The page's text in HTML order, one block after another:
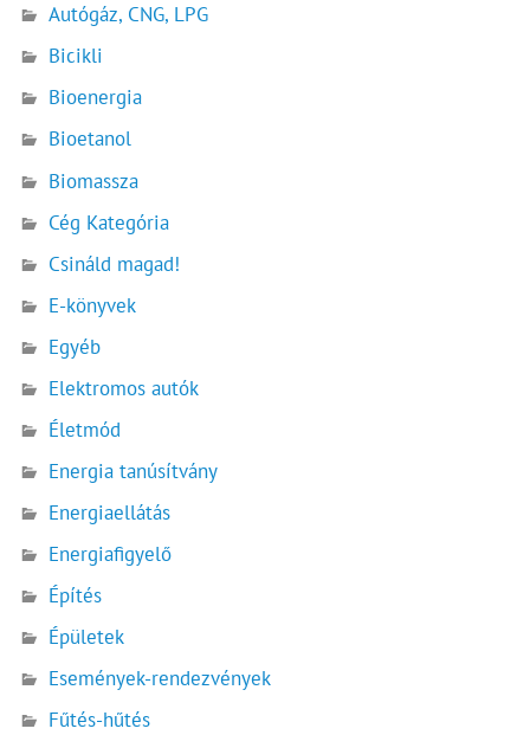
Autógáz, CNG, LPG
Bicikli
Bioenergia
Bioetanol
Biomassza
Cég Kategória
Csináld magad!
E-könyvek
Egyéb
Elektromos autók
Életmód
Energia tanúsítvány
Energiaellátás
Energiafigyelő
Építés
Épületek
Események-rendezvények
Fűtés-hűtés